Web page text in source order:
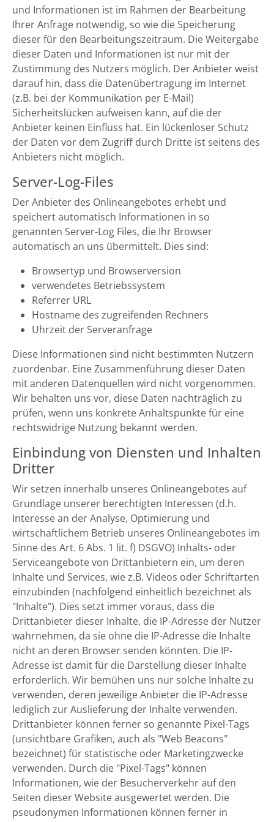
und Informationen ist im Rahmen der Bearbeitung
Ihrer Anfrage notwendig, so wie die Speicherung
dieser für den Bearbeitungszeitraum. Die Weitergabe
dieser Daten und Informationen ist nur mit der
Zustimmung des Nutzers möglich. Der Anbieter weist
darauf hin, dass die Datenübertragung im Internet
(z.B. bei der Kommunikation per E-Mail)
Sicherheitslücken aufweisen kann, auf die der
Anbieter keinen Einfluss hat. Ein lückenloser Schutz
der Daten vor dem Zugriff durch Dritte ist seitens des
Anbieters nicht möglich.
Server-Log-Files
Der Anbieter des Onlineangebotes erhebt und
speichert automatisch Informationen in so
genannten Server-Log Files, die Ihr Browser
automatisch an uns übermittelt. Dies sind:
Browsertyp und Browserversion
verwendetes Betriebssystem
Referrer URL
Hostname des zugreifenden Rechners
Uhrzeit der Serveranfrage
Diese Informationen sind nicht bestimmten Nutzern
zuordenbar. Eine Zusammenführung dieser Daten
mit anderen Datenquellen wird nicht vorgenommen.
Wir behalten uns vor, diese Daten nachträglich zu
prüfen, wenn uns konkrete Anhaltspunkte für eine
rechtswidrige Nutzung bekannt werden.
Einbindung von Diensten und Inhalten
Dritter
Wir setzen innerhalb unseres Onlineangebotes auf
Grundlage unserer berechtigten Interessen (d.h.
Interesse an der Analyse, Optimierung und
wirtschaftlichem Betrieb unseres Onlineangebotes im
Sinne des Art. 6 Abs. 1 lit. f) DSGVO) Inhalts- oder
Serviceangebote von Drittanbietern ein, um deren
Inhalte und Services, wie z.B. Videos oder Schriftarten
einzubinden (nachfolgend einheitlich bezeichnet als
"Inhalte"). Dies setzt immer voraus, dass die
Drittanbieter dieser Inhalte, die IP-Adresse der Nutzer
wahrnehmen, da sie ohne die IP-Adresse die Inhalte
nicht an deren Browser senden könnten. Die IP-
Adresse ist damit für die Darstellung dieser Inhalte
erforderlich. Wir bemühen uns nur solche Inhalte zu
verwenden, deren jeweilige Anbieter die IP-Adresse
lediglich zur Auslieferung der Inhalte verwenden.
Drittanbieter können ferner so genannte Pixel-Tags
(unsichtbare Grafiken, auch als "Web Beacons"
bezeichnet) für statistische oder Marketingzwecke
verwenden. Durch die "Pixel-Tags" können
Informationen, wie der Besucherverkehr auf den
Seiten dieser Website ausgewertet werden. Die
pseudonymen Informationen können ferner in